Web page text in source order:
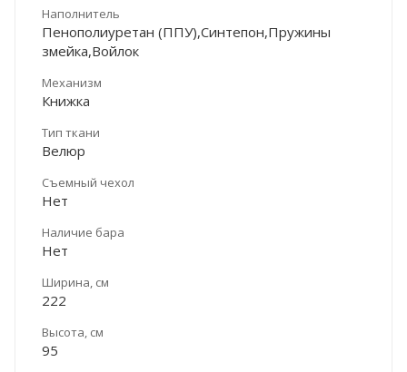
Наполнитель
Пенополиуретан (ППУ),Синтепон,Пружины
змейка,Войлок
Механизм
Книжка
Тип ткани
Велюр
Съемный чехол
Нет
Наличие бара
Нет
Ширина, см
222
Высота, см
95